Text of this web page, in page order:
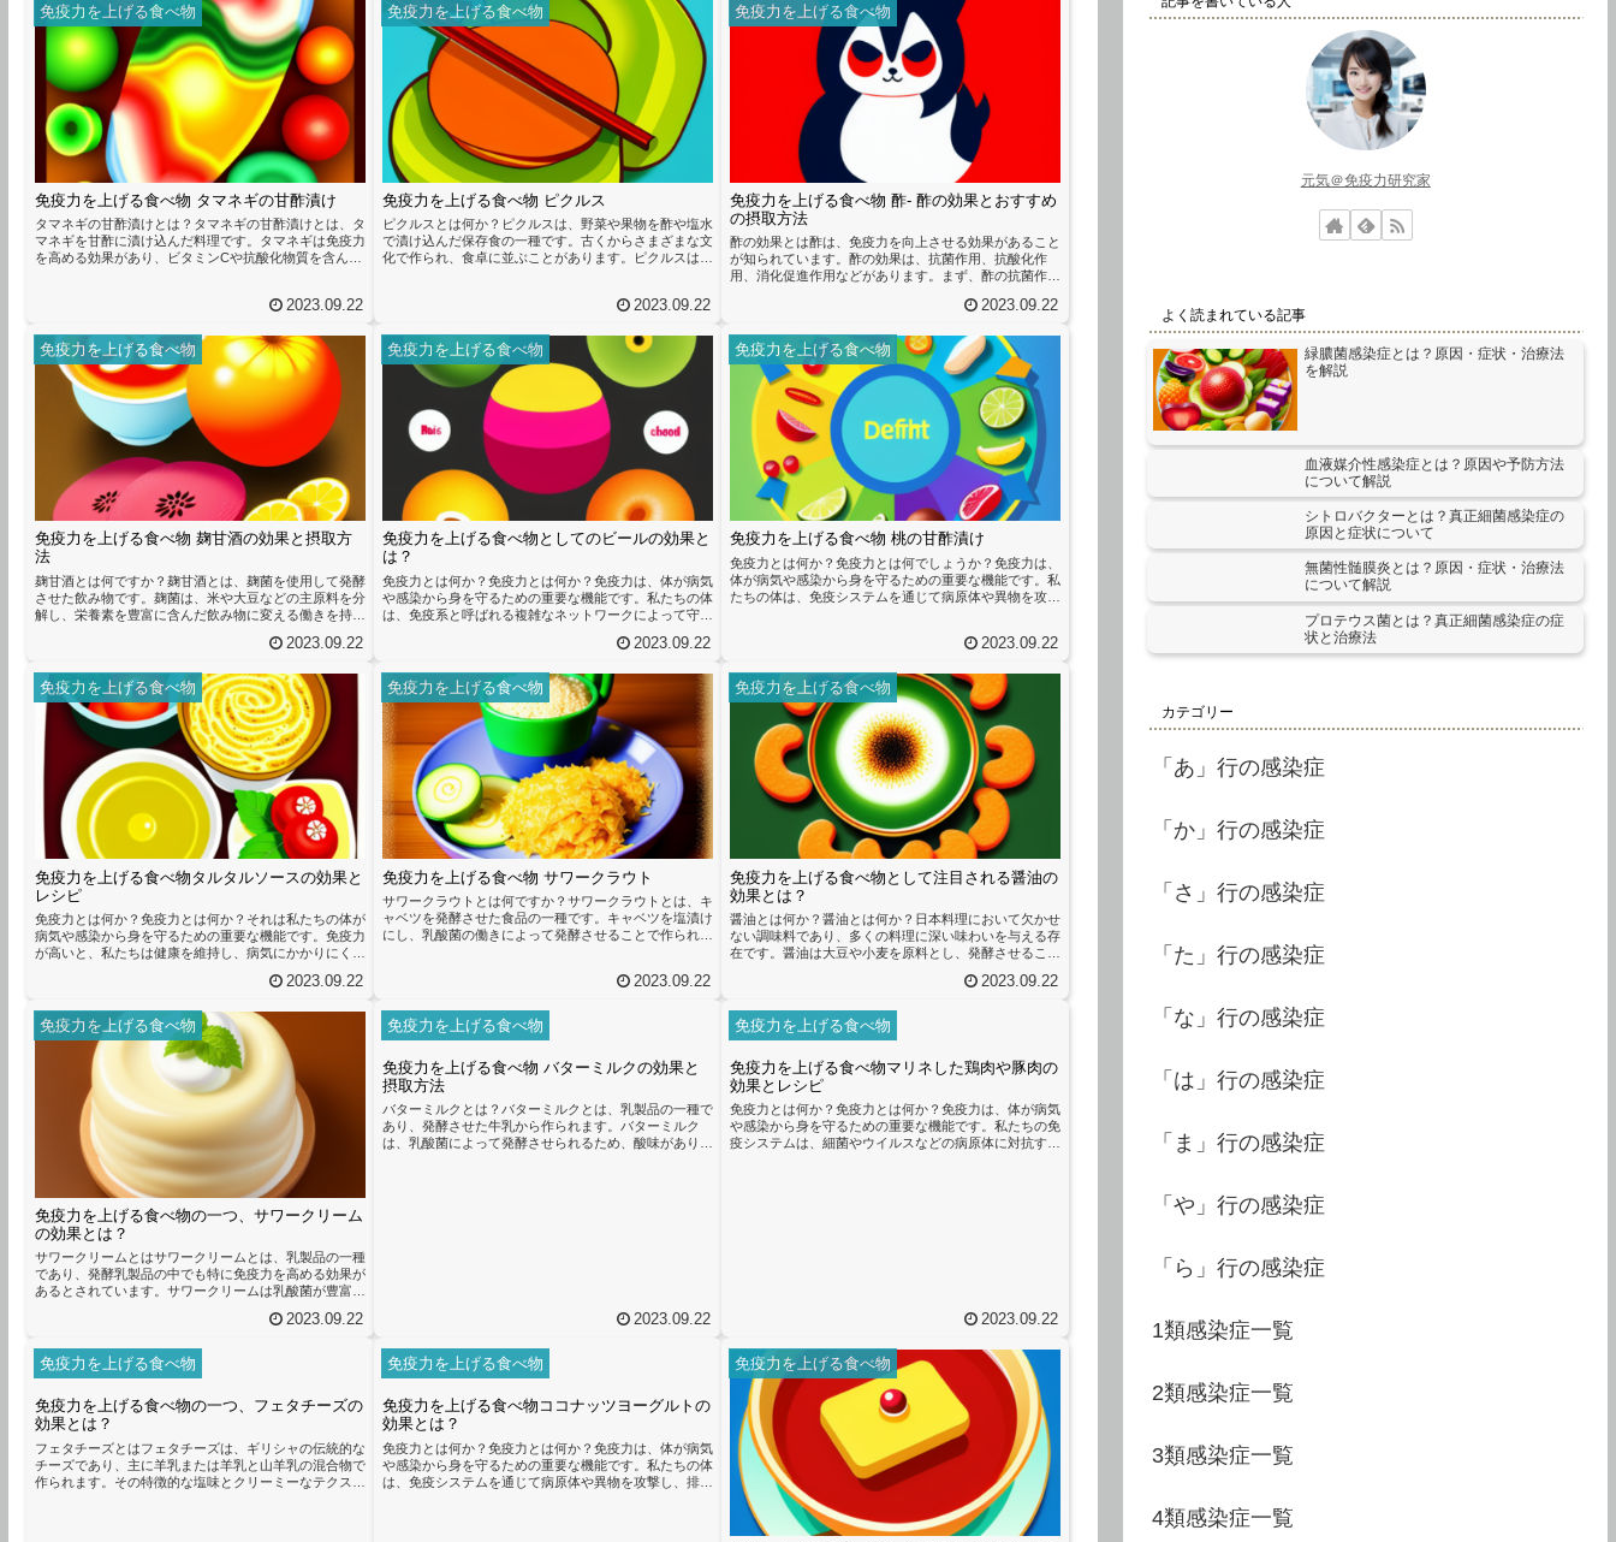
免疫力を上げる食べ物
免疫力を上げる食べ物 タマネギの甘酢漬け
タマネギの甘酢漬けとは？タマネギの甘酢漬けとは、タ
マネギを甘酢に漬け込んだ料理です。タマネギは免疫力
を高める効果があり、ビタミンCや抗酸化物質を含んで
の作り方は非常に簡単です。まず、タマネギを薄切りに
い流し、水気を切ります。次に、酢、砂糖、塩を混ぜた
甘酢を作ります。タマネギを甘酢に漬け込んで冷蔵庫で
数時間寝かせれば、完成です。材...
2023.09.22
免疫力を上げる食べ物
免疫力を上げる食べ物 ピクルス
ピクルスとは何か？ピクルスは、野菜や果物を酢や塩水
で漬け込んだ保存食の一種です。古くからさまざまな文
化で作られ、食卓に並ぶことがあります。ピクルスは、
高める効果があると言われています。これは、ピクルス
ためです。酢には抗菌作用があり、体内の有害な細菌や
ウイルスと戦うのに役立ちます。また、発酵物質には腸
内環境を整える効果があり、免疫...
2023.09.22
免疫力を上げる食べ物
免疫力を上げる食べ物 酢- 酢の効果とおすすめ
の摂取方法
酢の効果とは酢は、免疫力を向上させる効果があること
が知られています。酢の効果は、抗菌作用、抗酸化作
用、消化促進作用などがあります。まず、酢の抗菌作用
これが細菌の増殖を抑える効果があります。特に、食中
ことで、免疫系が細菌に対してより強力に働くようにな
ります。次に、酢の抗酸化作用についてです。酢にはポ
リフェノールという抗酸化物質が含まれており、体内の
活性酸素を除去する効果があります...
2023.09.22
免疫力を上げる食べ物
免疫力を上げる食べ物 麹甘酒の効果と摂取方
法
麹甘酒とは何ですか？麹甘酒とは、麹菌を使用して発酵
させた飲み物です。麹菌は、米や大豆などの主原料を分
解し、栄養素を豊富に含んだ飲み物に変える働きを持っ
酵素などの栄養素が豊富に含まれており、免疫力を高め
ビタミンB群やビタミンK、ミネラル（カルシウム、
鉄、亜鉛など）、食物繊維、アミノ酸などが挙げられま
す。これらの栄養素は、体内の免疫機能をサポートし、
病気やウイルスから身体を守る役割...
2023.09.22
免疫力を上げる食べ物
免疫力を上げる食べ物としてのビールの効果と
は？
免疫力とは何か？免疫力とは何か？免疫力は、体が病気
や感染から身を守るための重要な機能です。私たちの体
は、免疫系と呼ばれる複雑なネットワークによって守ら
の病原体に対抗するために働きます。免疫力が強いと、
めには、バランスの取れた食事が重要です。食事は私た
ちの体に栄養を与えるだけでなく、免疫力を向上させる
ための重要な要素でもあります。ビタミンCや亜鉛など
の栄養素は、免疫機能をサポート...
2023.09.22
免疫力を上げる食べ物
免疫力を上げる食べ物 桃の甘酢漬け
免疫力とは何か？免疫力とは何でしょうか？免疫力は、
体が病気や感染から身を守るための重要な機能です。私
たちの体は、免疫システムを通じて病原体や異物を攻撃
す。免疫力を高めるためには、バランスの取れた食事が
な栄養素を補給することができます。特に、ビタミンC
や亜鉛、セレンなどの栄養素は免疫力を高める効果があ
ります。これらの栄養素は、野菜、...
2023.09.22
免疫力を上げる食べ物
免疫力を上げる食べ物タルタルソースの効果と
レシピ
免疫力とは何か？免疫力とは何か？それは私たちの体が
病気や感染から身を守るための重要な機能です。免疫力
が高いと、私たちは健康を維持し、病気にかかりにくく
受けるため、私たちは積極的に免疫力を高める方法を探
の取れた食事が重要です。特に、タルタルソースに含ま
れる成分が免疫力を向上させる効果があると言われてい
ます。タルタルソースは、マヨネーズ、ピクルス、玉ね
ぎ、パセリなどの材料で作られる...
2023.09.22
免疫力を上げる食べ物
免疫力を上げる食べ物 サワークラウト
サワークラウトとは何ですか？サワークラウトとは、キ
ャベツを発酵させた食品の一種です。キャベツを塩漬け
にし、乳酸菌の働きによって発酵させることで作られま
トにはビタミンCや乳酸菌が豊富に含まれています。ビ
ザなどの感染症から身を守る役割を果たします。また、
乳酸菌は腸内環境を改善し、免疫力を高める効果があり
2023.09.22
免疫力を上げる食べ物
免疫力を上げる食べ物として注目される醤油の
効果とは？
醤油とは何か？醤油とは何か？日本料理において欠かせ
ない調味料であり、多くの料理に深い味わいを与える存
在です。醤油は大豆や小麦を原料とし、発酵させること
栄養素や有効成分が含まれるようになります。醤油には
理由は、醤油に含まれる成分によるものです。醤油には
アミノ酸やビタミン、ミネラルなどの栄養素が豊富に含
ています。特に醤油に含まれるア...
2023.09.22
免疫力を上げる食べ物
免疫力を上げる食べ物の一つ、サワークリーム
の効果とは？
サワークリームとはサワークリームとは、乳製品の一種
であり、発酵乳製品の中でも特に免疫力を高める効果が
あるとされています。サワークリームは乳酸菌が豊富に
せると言われています。乳酸菌は腸内において善玉菌と
環境が整うことで、免疫細胞の働きが活性化され、免疫
力が向上するとされています。また、乳酸菌は腸内の善
化吸収も促進する効果もあります...
2023.09.22
免疫力を上げる食べ物
免疫力を上げる食べ物 バターミルクの効果と
摂取方法
バターミルクとは？バターミルクとは、乳製品の一種で
あり、発酵させた牛乳から作られます。バターミルク
は、乳酸菌によって発酵させられるため、酸味がありま
2023.09.22
免疫力を上げる食べ物
免疫力を上げる食べ物マリネした鶏肉や豚肉の
効果とレシピ
免疫力とは何か？免疫力とは何か？免疫力は、体が病気
や感染から身を守るための重要な機能です。私たちの免
疫システムは、細菌やウイルスなどの病原体に対抗する
2023.09.22
免疫力を上げる食べ物
免疫力を上げる食べ物の一つ、フェタチーズの
効果とは？
フェタチーズとはフェタチーズは、ギリシャの伝統的な
チーズであり、主に羊乳または羊乳と山羊乳の混合物で
作られます。その特徴的な塩味とクリーミーなテクスチ
免疫力を上げる食べ物
免疫力を上げる食べ物ココナッツヨーグルトの
効果とは？
免疫力とは何か？免疫力とは何か？免疫力は、体が病気
や感染から身を守るための重要な機能です。私たちの体
は、免疫システムを通じて病原体や異物を攻撃し、排除
免疫力を上げる食べ物
元気＠免疫力研究家
よく読まれている記事
緑膿菌感染症とは？原因・症状・治療法
を解説
血液媒介性感染症とは？原因や予防方法
について解説
シトロバクターとは？真正細菌感染症の
原因と症状について
無菌性髄膜炎とは？原因・症状・治療法
について解説
プロテウス菌とは？真正細菌感染症の症
状と治療法
カテゴリー
「あ」行の感染症
「か」行の感染症
「さ」行の感染症
「た」行の感染症
「な」行の感染症
「は」行の感染症
「ま」行の感染症
「や」行の感染症
「ら」行の感染症
1類感染症一覧
2類感染症一覧
3類感染症一覧
4類感染症一覧